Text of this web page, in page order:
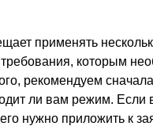
применять
которым
рекомендуем
ли вам режим.
нужно приложить к